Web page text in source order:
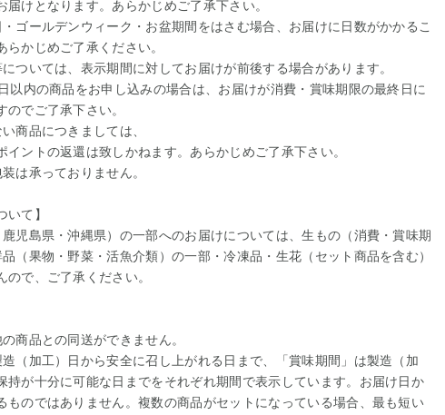
届けとなります。あらかじめご了承下さい。
ゴールデンウィーク・お盆期間をはさむ場合、お届けに日数がかかるこ
らかじめご了承ください。
ついては、表示期間に対してお届けが前後する場合があります。
以内の商品をお申し込みの場合は、お届けが消費・賞味期限の最終日に
のでご了承下さい。
商品につきましては、
イントの返還は致しかねます。あらかじめご了承下さい。
は承っておりません。
いて】
児島県・沖縄県）の一部へのお届けについては、生もの（消費・賞味期
（果物・野菜・活魚介類）の一部・冷凍品・生花（セット商品を含む）
ので、ご了承ください。
商品との同送ができません。
（加工）日から安全に召し上がれる日まで、「賞味期間」は製造（加
持が十分に可能な日までをそれぞれ期間で表示しています。お届け日か
ものではありません。複数の商品がセットになっている場合、最も短い